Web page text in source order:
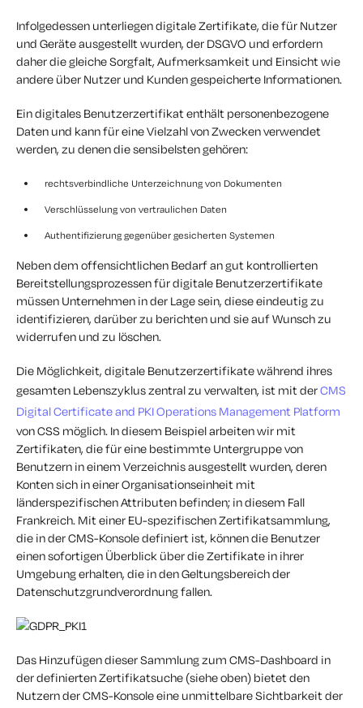
Infolgedessen unterliegen digitale Zertifikate, die für Nutzer
und Geräte ausgestellt wurden, der DSGVO und erfordern
daher die gleiche Sorgfalt, Aufmerksamkeit und Einsicht wie
andere über Nutzer und Kunden gespeicherte Informationen.
Ein digitales Benutzerzertifikat enthält personenbezogene
Daten und kann für eine Vielzahl von Zwecken verwendet
werden, zu denen die sensibelsten gehören:
rechtsverbindliche Unterzeichnung von Dokumenten
Verschlüsselung von vertraulichen Daten
Authentifizierung gegenüber gesicherten Systemen
Neben dem offensichtlichen Bedarf an gut kontrollierten
Bereitstellungsprozessen für digitale Benutzerzertifikate
müssen Unternehmen in der Lage sein, diese eindeutig zu
identifizieren, darüber zu berichten und sie auf Wunsch zu
widerrufen und zu löschen.
Die Möglichkeit, digitale Benutzerzertifikate während ihres
gesamten Lebenszyklus zentral zu verwalten, ist mit derCMS
Digital Certificate and PKI Operations Management Platform
von CSS möglich. In diesem Beispiel arbeiten wir mit
Zertifikaten, die für eine bestimmte Untergruppe von
Benutzern in einem Verzeichnis ausgestellt wurden, deren
Konten sich in einer Organisationseinheit mit
länderspezifischen Attributen befinden; in diesem Fall
Frankreich. Mit einer EU-spezifischen Zertifikatsammlung,
die in der CMS-Konsole definiert ist, können die Benutzer
einen sofortigen Überblick über die Zertifikate in ihrer
Umgebung erhalten, die in den Geltungsbereich der
Datenschutzgrundverordnung fallen.
Das Hinzufügen dieser Sammlung zum CMS-Dashboard in
der definierten Zertifikatsuche (siehe oben) bietet den
Nutzern der CMS-Konsole eine unmittelbare Sichtbarkeit der